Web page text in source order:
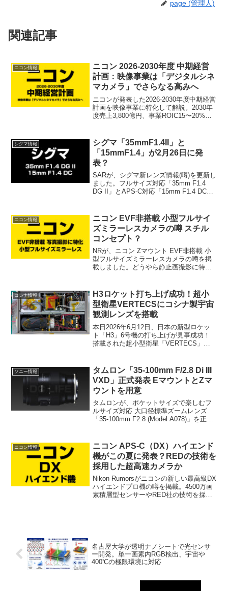
page (管理人)
関連記事
ニコン情報
ニコン 2026-2030年度 中期経営
計画：映像事業は「デジタルシネ
マカメラ」でさらなる高みへ
ニコンが発表した2026-2030年度中期経営
計画を映像事業に特化して解説。2030年
度売上3,800億円、事業ROIC15〜20%と
は？Zマウントレンズ80本以上の拡充計画
など、今後の展望をまとめました。
シグマ情報
シグマ「35mmF1.4II」と
「15mmF1.4」が2月26日に発
表？
SARが、シグマ新レンズ情報(噂)を更新し
ました。フルサイズ対応「35mm F1.4
DG II」とAPS-C対応「15mm F1.4 DC」
から入手した情報(噂)とのこと。
ニコン情報
ニコン EVF非搭載 小型フルサイ
ズミラーレスカメラの噂 スチル
コンセプト？
NRが、ニコン Zマウント EVF非搭載 小
型フルサイズミラーレスカメラの噂を掲
載しました。どうやら静止画撮影に特化
コシナ情報
H3ロケット打ち上げ成功！超小
型衛星VERTECSにコシナ製宇宙
観測レンズを搭載
本日2026年6月12日、日本の新型ロケッ
ト「H3」6号機の打ち上げが見事成功！
搭載された超小型衛星「VERTECS」に
ます。スペースX上場やキヤノンなど、カ
メラ業界が宇宙へ挑む最前線を解説。
ソニー情報
タムロン「35-100mm F/2.8 Di III
VXD」正式発表 EマウントとZマ
ウントを用意
タムロンが、ポケットサイズで楽しむフ
ルサイズ対応 大口径標準ズームレンズ
「35-100mm F2.8 (Model A078)」を正式
2026年3月26日を予定。希望小売価格
は、173,800円(税込)とのこと。
ニコン情報
ニコン APS-C（DX）ハイエンド
機がこの夏に発表？REDの技術を
採用した超高速カメラか
Nikon Rumorsがニコンの新しい最高級DX
ハイエンドプロ機の噂を掲載。4500万画
素積層型センサーやRED社の技術を採用
名古屋大学が透明ナノシートで光センサ
ー開発。単一画素内RGB検出、宇宙や
400℃の極限環境に対応